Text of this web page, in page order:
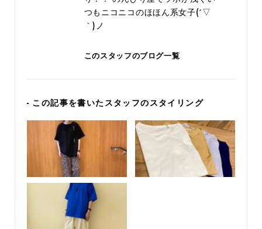
つもニコニコのほほん系女子(´▽
｀)ノ
このスタッフのブログ一覧
- この記事を書いたスタッフのスタイリング